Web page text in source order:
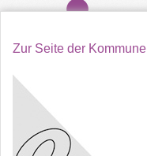
Zur Seite der Kommune